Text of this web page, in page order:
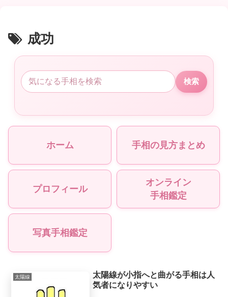
成功
検索
ホーム 手相の見方まとめ
プロフィール
オンライン
手相鑑定
写真手相鑑定
太陽線
太陽線が小指へと曲がる手相は人
気者になりやすい